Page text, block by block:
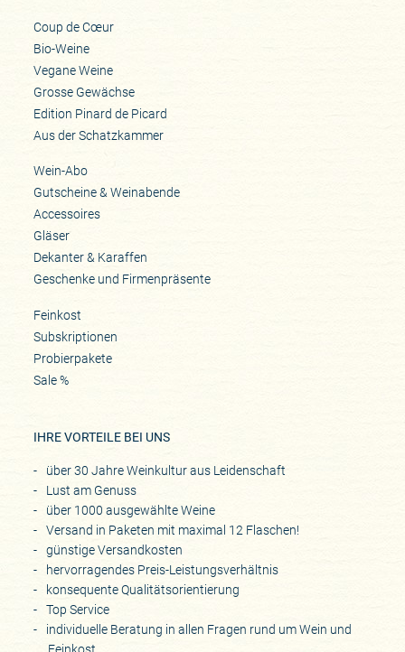
Coup de Cœur
Bio-Weine
Vegane Weine
Grosse Gewächse
Edition Pinard de Picard
Aus der Schatzkammer
Wein-Abo
Gutscheine & Weinabende
Accessoires
Gläser
Dekanter & Karaffen
Geschenke und Firmenpräsente
Feinkost
Subskriptionen
Probierpakete
Sale %
IHRE VORTEILE BEI UNS
über 30 Jahre Weinkultur aus Leidenschaft
Lust am Genuss
über 1000 ausgewählte Weine
Versand in Paketen mit maximal 12 Flaschen!
günstige Versandkosten
hervorragendes Preis-Leistungsverhältnis
konsequente Qualitätsorientierung
Top Service
individuelle Beratung in allen Fragen rund um Wein und